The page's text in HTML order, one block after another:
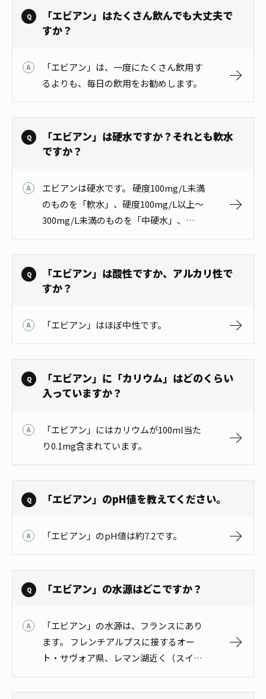
茶殻リサイクルシステム
お茶の妖精
未来の桜プロジェクト
Inner CHARM
Crazy Jasmine
「エビアン」はたくさん飲んでも大丈夫で
すか？
「エビアン」は、一度にたくさん飲用す
るよりも、毎日の飲用をお勧めします。
「エビアン」は硬水ですか？それとも軟水
ですか？
エビアンは硬水です。 硬度100mg/L未満
のものを「軟水」、硬度100mg/L以上～
300mg/L未満のものを「中硬水」、
300mg/L以上のものを「硬水」と呼びま
す。 エビアンは硬度304mg/Lで硬水で
す。
「エビアン」は酸性ですか、アルカリ性で
すか？
「エビアン」はほぼ中性です。
「エビアン」に「カリウム」はどのくらい
入っていますか？
「エビアン」にはカリウムが100ml当た
り0.1mg含まれています。
「エビアン」のpH値を教えてください。
「エビアン」のpH値は約7.2です。
「エビアン」の水源はどこですか？
「エビアン」の水源は、フランスにあり
ます。 フレンチアルプスに接するオー
ト・サヴォア県、レマン湖近く（スイス
ジュネーヴ近郊）にエビアンの水源があ
ります。 詳しくはevianホームページをご